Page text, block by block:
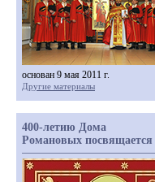
основан 9 мая 2011 г.
Другие материалы
400-летию Дома
Романовых посвящается